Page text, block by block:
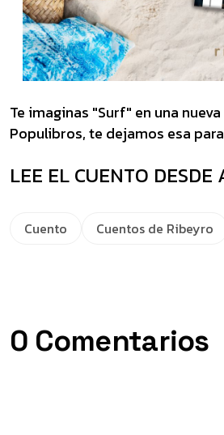
Te imaginas "Surf" en una
Populibros, te dejamos esa
LEE EL CUENTO DESDE
Cuento Cuentos de Ribeyro
0 Comentarios